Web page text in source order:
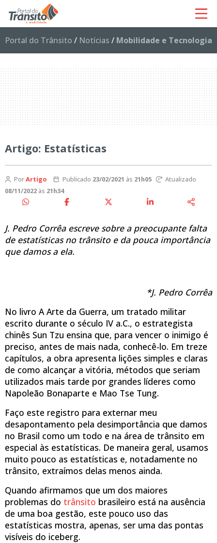
Portal do Trânsito / Notícias / Mobilidade e Tecnologia
Artigo: Estatísticas
PorArtigo Publicado 23/02/2021 às 21h05
Atualizado
08/11/2022 às 21h34
J. Pedro Corrêa escreve sobre a preocupante falta
de estatísticas no trânsito e da pouca importância
que damos a ela.
*J. Pedro Corrêa
No livro A Arte da Guerra, um tratado militar
escrito durante o século IV a.C., o estrategista
chinês Sun Tzu ensina que, para vencer o inimigo é
preciso, antes de mais nada, conhecê-lo. Em treze
capítulos, a obra apresenta lições simples e claras
de como alcançar a vitória, métodos que seriam
utilizados mais tarde por grandes líderes como
Napoleão Bonaparte e Mao Tse Tung.
Faço este registro para externar meu
desapontamento pela desimportância que damos
no Brasil como um todo e na área de trânsito em
especial às estatísticas. De maneira geral, usamos
muito pouco as estatísticas e, notadamente no
trânsito, extraímos delas menos ainda.
Quando afirmamos que um dos maiores
problemas do trânsito brasileiro está na ausência
de uma boa gestão, este pouco uso das
estatísticas mostra, apenas, ser uma das pontas
visíveis do iceberg.